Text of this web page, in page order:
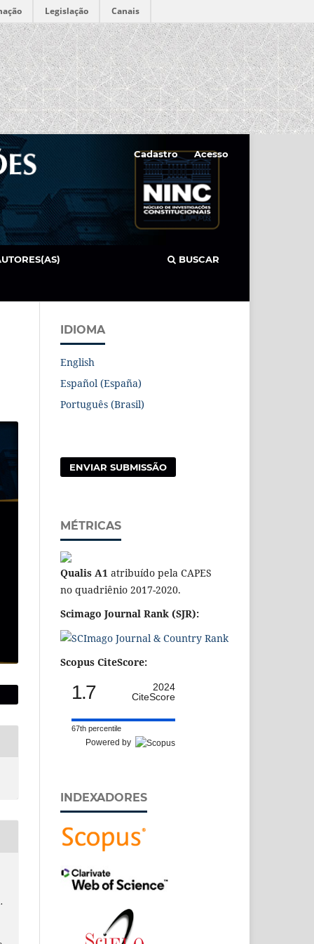
Legislação Canais
BUSCAR
Cadastro Acesso
IDIOMA
English
Español (España)
Português (Brasil)
ENVIAR SUBMISSÃO
MÉTRICAS
Qualis A1 atribuído pela CAPES
no quadriênio 2017-2020.
Scimago Journal Rank (SJR):
Scopus CiteScore:
1.7
2024
CiteScore
67th percentile
Powered by
INDEXADORES